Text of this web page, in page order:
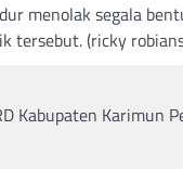
menolak segala
tersebut. (ricky
Kabupaten Karimun